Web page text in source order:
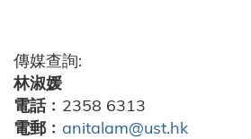
傳媒查詢:
林淑媛
電話﹕ 2358 6313
電郵﹕ anitalam@ust.hk